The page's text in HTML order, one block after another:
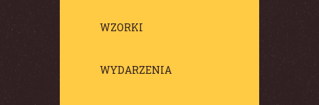
WZORKI
WYDARZENIA